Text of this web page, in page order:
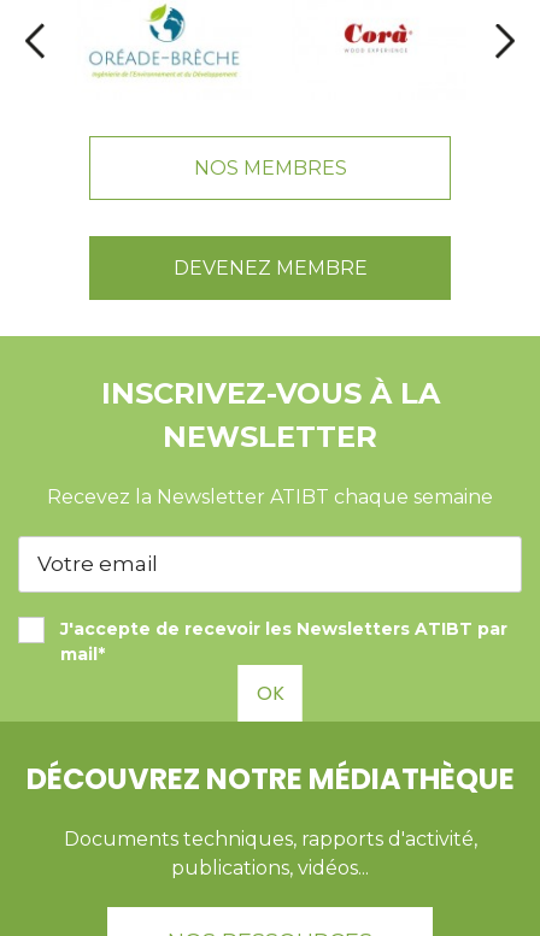
NOS MEMBRES
DEVENEZ MEMBRE
INSCRIVEZ-VOUS À LA
NEWSLETTER
Recevez la Newsletter ATIBT chaque semaine
J'accepte de recevoir les Newsletters ATIBT par
mail*
OK
DÉCOUVREZ NOTRE MÉDIATHÈQUE
Documents techniques, rapports d'activité,
publications, vidéos...